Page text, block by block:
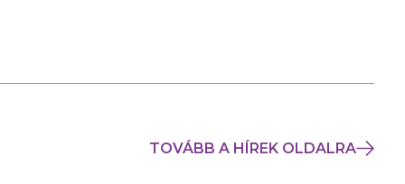
TOVÁBB A HÍREK OLDALRA